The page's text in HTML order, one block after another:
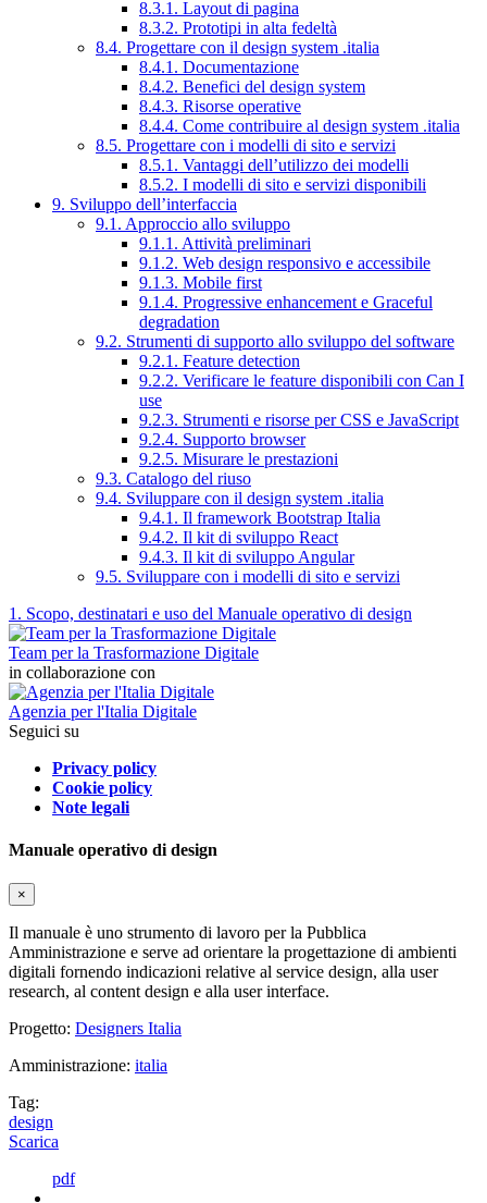
8.3.1. Layout di pagina
8.3.2. Prototipi in alta fedeltà
8.4. Progettare con il design system .italia
8.4.1. Documentazione
8.4.2. Benefici del design system
8.4.3. Risorse operative
8.4.4. Come contribuire al design system .italia
8.5. Progettare con i modelli di sito e servizi
8.5.1. Vantaggi dell’utilizzo dei modelli
8.5.2. I modelli di sito e servizi disponibili
9. Sviluppo dell’interfaccia
9.1. Approccio allo sviluppo
9.1.1. Attività preliminari
9.1.2. Web design responsivo e accessibile
9.1.3. Mobile first
9.1.4. Progressive enhancement e Graceful
degradation
9.2. Strumenti di supporto allo sviluppo del software
9.2.1. Feature detection
9.2.2. Verificare le feature disponibili con Can I
use
9.2.3. Strumenti e risorse per CSS e JavaScript
9.2.4. Supporto browser
9.2.5. Misurare le prestazioni
9.3. Catalogo del riuso
9.4. Sviluppare con il design system .italia
9.4.1. Il framework Bootstrap Italia
9.4.2. Il kit di sviluppo React
9.4.3. Il kit di sviluppo Angular
9.5. Sviluppare con i modelli di sito e servizi
1. Scopo, destinatari e uso del Manuale operativo di design
Team per la Trasformazione Digitale
in collaborazione con
Agenzia per l'Italia Digitale
Seguici su
Privacy policy
Cookie policy
Note legali
Manuale operativo di design
×
Il manuale è uno strumento di lavoro per la Pubblica
Amministrazione e serve ad orientare la progettazione di ambienti
digitali fornendo indicazioni relative al service design, alla user
research, al content design e alla user interface.
Progetto: Designers Italia
Amministrazione: italia
Tag:
design
Scarica
pdf